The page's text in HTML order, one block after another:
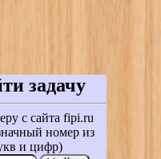
задачу
с сайта fipi.ru
номер из
и цифр)